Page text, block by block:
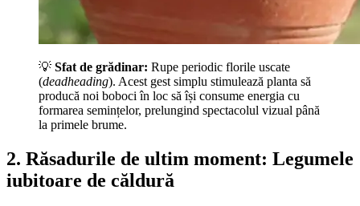
💡 Sfat de grădinar: Rupe periodic florile uscate
(deadheading). Acest gest simplu stimulează planta să
producă noi boboci în loc să își consume energia cu
formarea semințelor, prelungind spectacolul vizual până
la primele brume.
2. Răsadurile de ultim moment: Legumele
iubitoare de căldură